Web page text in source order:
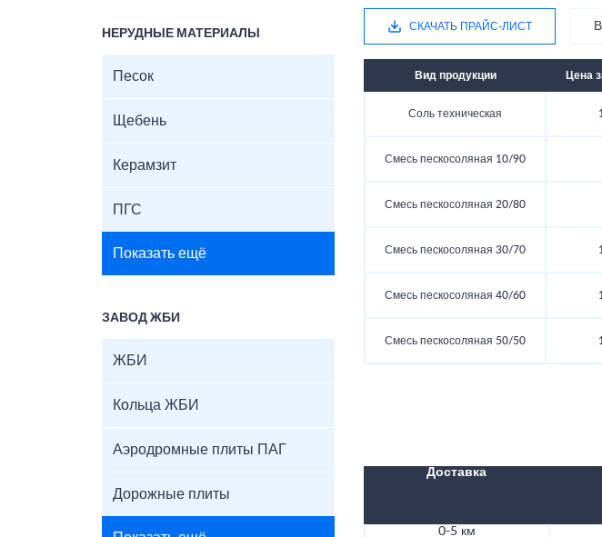
НЕРУДНЫЕ МАТЕРИАЛЫ
Песок
Щебень
Керамзит
ПГС
Показать ещё
ЗАВОД ЖБИ
ЖБИ
Кольца ЖБИ
Аэродромные плиты ПАГ
Дорожные плиты
СКАЧАТЬ ПРАЙС-ЛИСТ
Вид продукции Цена
Соль техническая
Смесь пескосоляная 10/90
Смесь пескосоляная 20/80
Смесь пескосоляная 30/70
Смесь пескосоляная 40/60
Смесь пескосоляная 50/50
Доставка
0-5 км